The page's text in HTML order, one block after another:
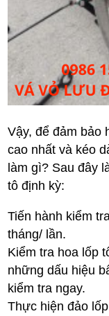
Vậy, để đảm bảo
cao nhất và kéo
làm gì? Sau đây
tô định kỳ:
Tiến hành kiểm
tháng/ lần.
Kiểm tra hoa lốp
những dấu hiệu
kiểm tra ngay.
Thực hiện đảo